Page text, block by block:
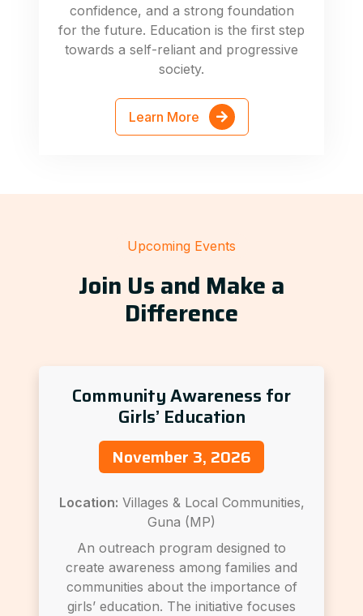
confidence, and a strong foundation
for the future. Education is the first step
towards a self-reliant and progressive
society.
Learn More
Upcoming Events
Join Us and Make a
Difference
Community Awareness for
Girls’ Education
November 3, 2026
Location: Villages & Local Communities,
Guna (MP)
An outreach program designed to
create awareness among families and
communities about the importance of
girls’ education. The initiative focuses